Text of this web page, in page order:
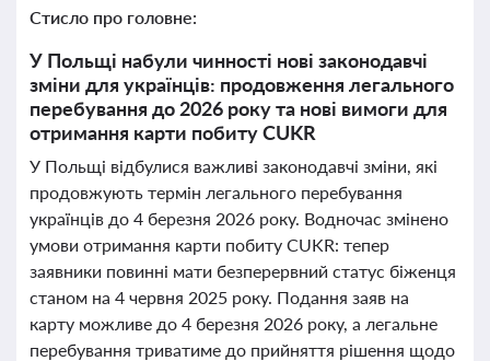
Стисло про головне:
У Польщі набули чинності нові законодавчі
зміни для українців: продовження легального
перебування до 2026 року та нові вимоги для
отримання карти побиту CUKR
У Польщі відбулися важливі законодавчі зміни, які
продовжують термін легального перебування
українців до 4 березня 2026 року. Водночас змінено
умови отримання карти побиту CUKR: тепер
заявники повинні мати безперервний статус біженця
станом на 4 червня 2025 року. Подання заяв на
карту можливе до 4 березня 2026 року, а легальне
перебування триватиме до прийняття рішення щодо